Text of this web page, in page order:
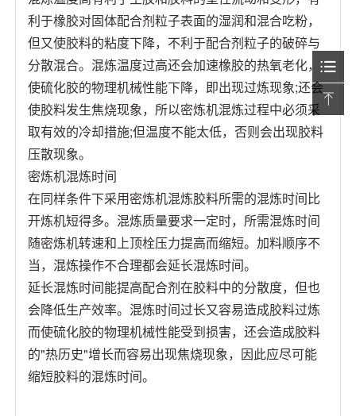
利于橡胶对固体配合剂粒子表面的湿润和混合吃粉，
但又使胶料的粘度下降，不利于配合剂粒子的破碎与
分散混合。混炼温度过高还会加速橡胶的热氧老化，
使硫化胶的物理机械性能下降，即出现过炼现象;还会
使胶料发生焦烧现象，所以密炼机混炼过程中必须采
取有效的冷却措施;但温度不能太低，否则会出现胶料
压散现象。
密炼机混炼时间
在同样条件下采用密炼机混炼胶料所需的混炼时间比
开炼机短得多。混炼质量要求一定时，所需混炼时间
随密炼机转速和上顶栓压力提高而缩短。加料顺序不
当，混炼操作不合理都会延长混炼时间。
延长混炼时间能提高配合剂在胶料中的分散度，但也
会降低生产效率。混炼时间过长又容易造成胶料过炼
而使硫化胶的物理机械性能受到损害，还会造成胶料
的"热历史"增长而容易出现焦烧现象，因此应尽可能
缩短胶料的混炼时间。